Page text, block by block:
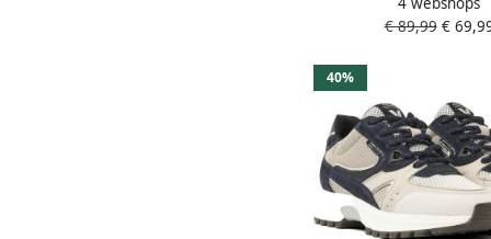
Hands Up Heren
Zwart
€ 89,99€
40%